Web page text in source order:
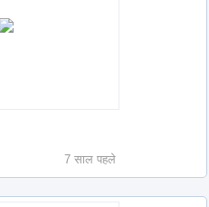
7 साल पहले